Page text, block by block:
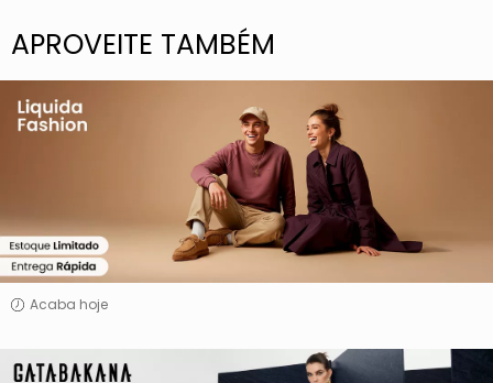
APROVEITE TAMBÉM
Liquida
Fashion
Acaba hoje
Gatabakana